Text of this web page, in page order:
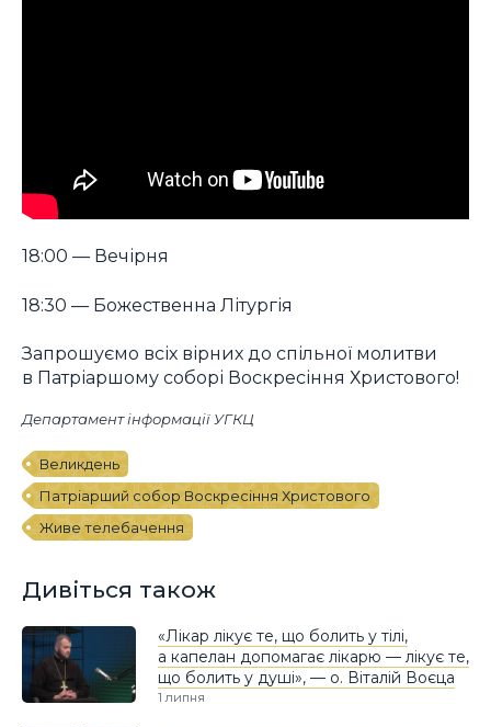
18:00 — Вечірня
18:30 — Божественна Літургія
Запрошуємо всіх вірних до спільної молитви
в Патріаршому соборі Воскресіння Христового!
Департамент інформації УГКЦ
Великдень
Патріарший собор Воскресіння Христового
Живе телебачення
Дивіться також
«Лікар лікує те, що болить у тілі,
а капелан допомагає лікарю — лікує те,
що болить у душі», — о. Віталій Воєца
1 липня